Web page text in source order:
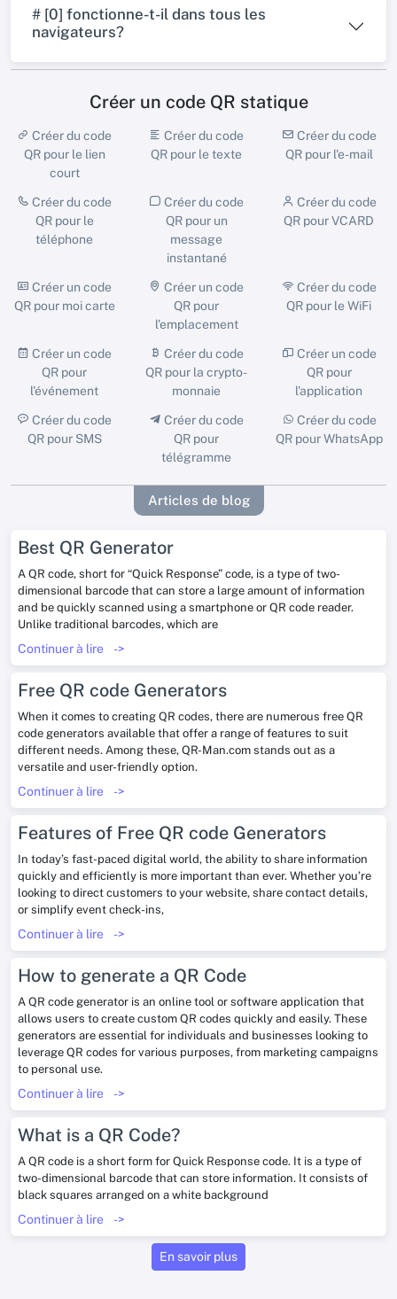
# [0] fonctionne-t-il dans tous les
navigateurs?
Créer un code QR statique
Créer du code
QR pour le lien
court
Créer du code
QR pour le texte
Créer du code
QR pour l'e-mail
Créer du code
QR pour le
téléphone
Créer du code
QR pour un
message
instantané
Créer du code
QR pour VCARD
Créer un code
QR pour moi carte
Créer un code
QR pour
l'emplacement
Créer du code
QR pour le WiFi
Créer un code
QR pour
l'événement
Créer du code
QR pour la crypto-
monnaie
Créer un code
QR pour
l'application
Créer du code
QR pour SMS
Créer du code
QR pour
télégramme
Créer du code
QR pour WhatsApp
Articles de blog
Best QR Generator
A QR code, short for “Quick Response” code, is a type of two-
dimensional barcode that can store a large amount of information
and be quickly scanned using a smartphone or QR code reader.
Unlike traditional barcodes, which are
Continuer à lire ->
Free QR code Generators
When it comes to creating QR codes, there are numerous free QR
code generators available that offer a range of features to suit
different needs. Among these, QR-Man.com stands out as a
versatile and user-friendly option.
Continuer à lire ->
Features of Free QR code Generators
In today’s fast-paced digital world, the ability to share information
quickly and efficiently is more important than ever. Whether you’re
looking to direct customers to your website, share contact details,
or simplify event check-ins,
Continuer à lire ->
How to generate a QR Code
A QR code generator is an online tool or software application that
allows users to create custom QR codes quickly and easily. These
generators are essential for individuals and businesses looking to
leverage QR codes for various purposes, from marketing campaigns
to personal use.
Continuer à lire ->
What is a QR Code?
A QR code is a short form for Quick Response code. It is a type of
two-dimensional barcode that can store information. It consists of
black squares arranged on a white background
Continuer à lire ->
En savoir plus